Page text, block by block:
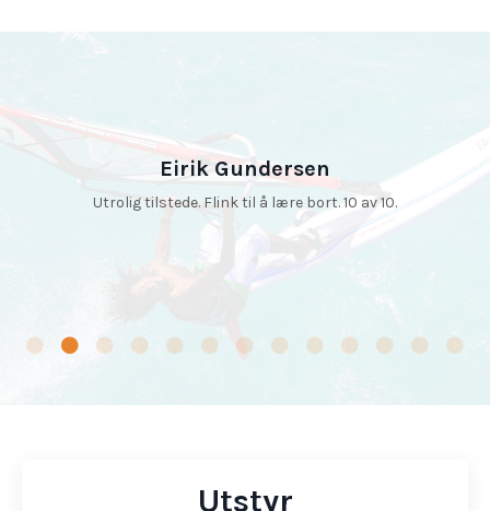
Eirik Gundersen
Utrolig tilstede. Flink til å lære bort. 10 av 10.
Utstyr